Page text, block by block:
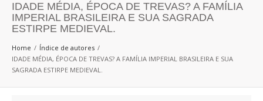
IDADE MÉDIA, ÉPOCA DE TREVAS? A FAMÍLIA
IMPERIAL BRASILEIRA E SUA SAGRADA
ESTIRPE MEDIEVAL.
Home
Índice de autores
IDADE MÉDIA, ÉPOCA DE TREVAS? A FAMÍLIA IMPERIAL BRASILEIRA E SUA
SAGRADA ESTIRPE MEDIEVAL.